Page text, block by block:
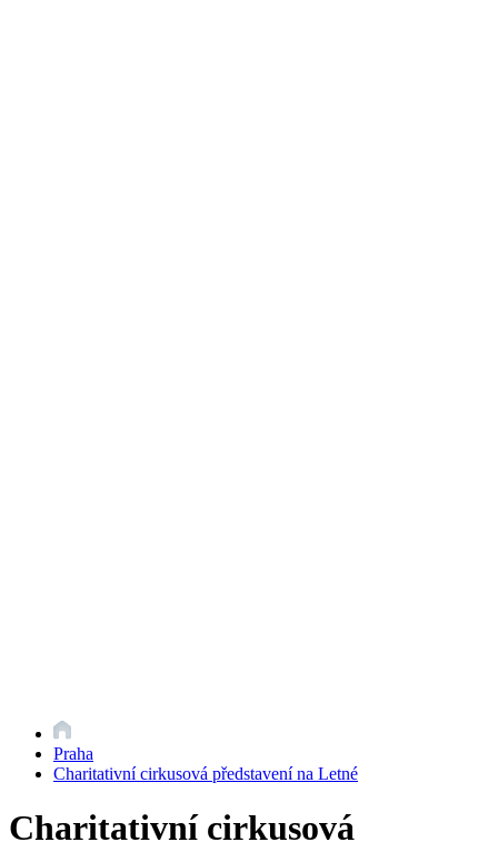
Praha
Charitativní cirkusová představení na Letné
Charitativní cirkusová